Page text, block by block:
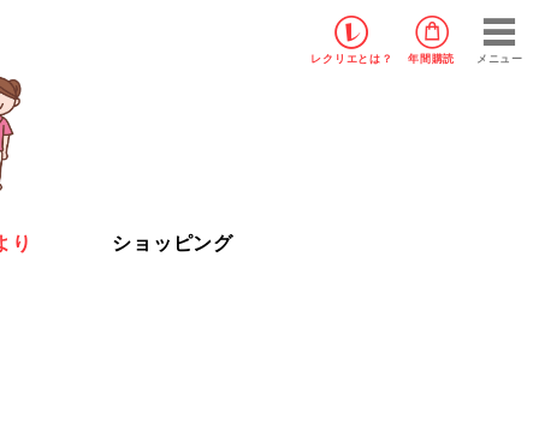
レクリエ とは？ 年間購読 メニュー
り ショッピング